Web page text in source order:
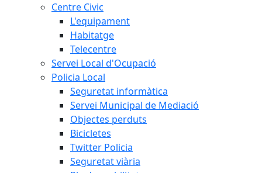
Centre Civic
L'equipament
Habitatge
Telecentre
Servei Local d'Ocupació
Policia Local
Seguretat informàtica
Servei Municipal de Mediació
Objectes perduts
Bicicletes
Twitter Policia
Seguretat viària